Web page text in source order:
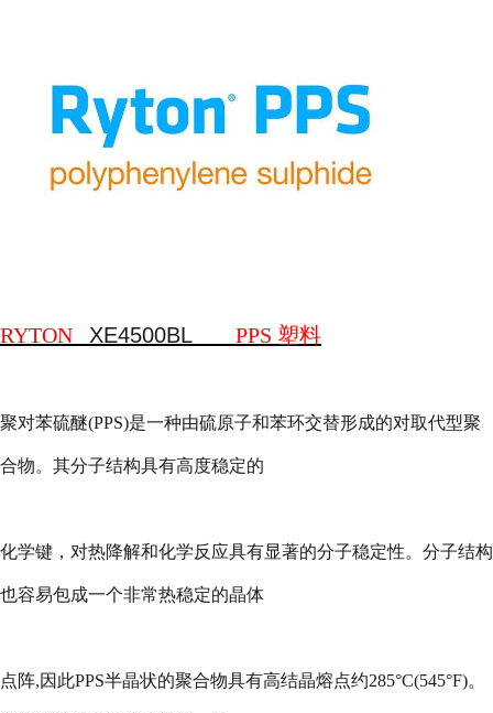
RYTON XE4500BL PPS 塑料
聚对苯硫醚(PPS)是一种由硫原子和苯环交替形成的对取代型聚
合物。其分子结构具有高度稳定的
化学键，对热降解和化学反应具有显著的分子稳定性。分子结构
也容易包成一个非常热稳定的晶体
点阵,因此PPS半晶状的聚合物具有高结晶熔点约285°C(545°F)。